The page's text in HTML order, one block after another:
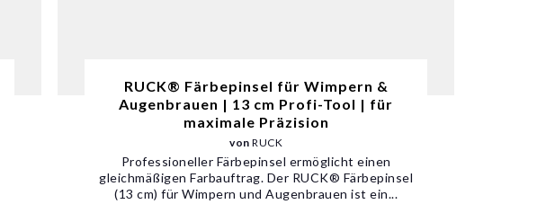
RUCK® Färbepinsel für Wimpern &
Augenbrauen | 13 cm Profi-Tool | für
maximale Präzision
vonRUCK
Professioneller Färbepinsel ermöglicht einen
gleichmäßigen Farbauftrag. Der RUCK® Färbepinsel
(13 cm) für Wimpern und Augenbrauen ist ein...